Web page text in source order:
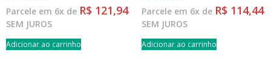
Parcele em 6x de R$ 121,94
SEM JUROS
Adicionar ao carrinho
Parcele em 6x de R$ 114,44
SEM JUROS
Adicionar ao carrinho